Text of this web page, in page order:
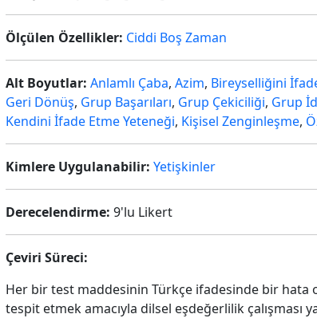
Ölçülen Özellikler: Ciddi Boş Zaman
Alt Boyutlar: Anlamlı Çaba, Azim, Bireyselliğini
Geri Dönüş, Grup Başarıları, Grup Çekiciliği, Grup
Kendini İfade Etme Yeteneği, Kişisel Zenginleşme,
Kimlere Uygulanabilir: Yetişkinler
Derecelendirme: 9'lu Likert
Çeviri Süreci:
Her bir test maddesinin Türkçe ifadesinde bir hata
tespit etmek amacıyla dilsel eşdeğerlilik çalışması